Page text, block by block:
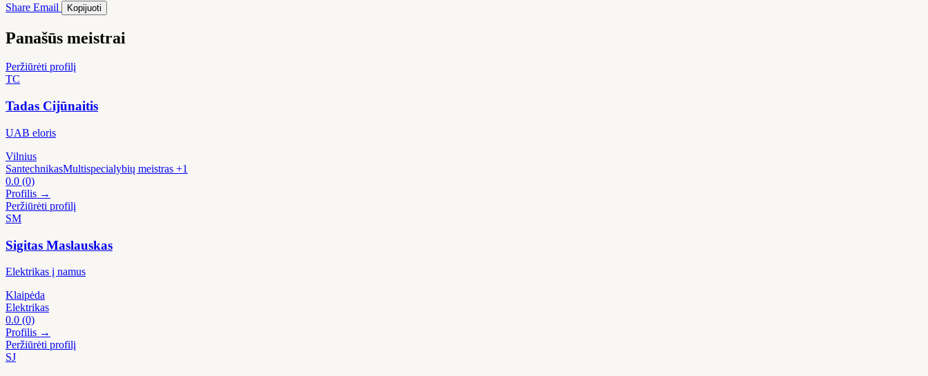
Share Email Kopijuoti
Panašūs meistrai
Peržiūrėti profilį
TC
Tadas Cijūnaitis
UAB eloris
Vilnius
SantechnikasMultispecialybių meistras +1
0.0 (0)
Profilis →
Peržiūrėti profilį
SM
Sigitas Maslauskas
Elektrikas į namus
Klaipėda
Elektrikas
0.0 (0)
Profilis →
Peržiūrėti profilį
SJ